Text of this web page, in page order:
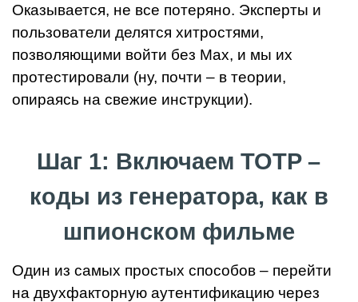
Оказывается, не все потеряно. Эксперты и
пользователи делятся хитростями,
позволяющими войти без Max, и мы их
протестировали (ну, почти – в теории,
опираясь на свежие инструкции).
Шаг 1: Включаем TOTP –
коды из генератора, как в
шпионском фильме
Один из самых простых способов – перейти
на двухфакторную аутентификацию через